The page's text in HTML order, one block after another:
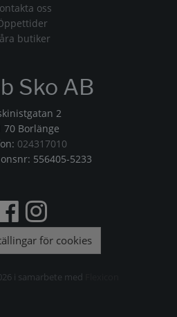
oss
butiker
Sko AB
2
70 Borlänge
024317010
556405-5233
för cookies
i samarbete med